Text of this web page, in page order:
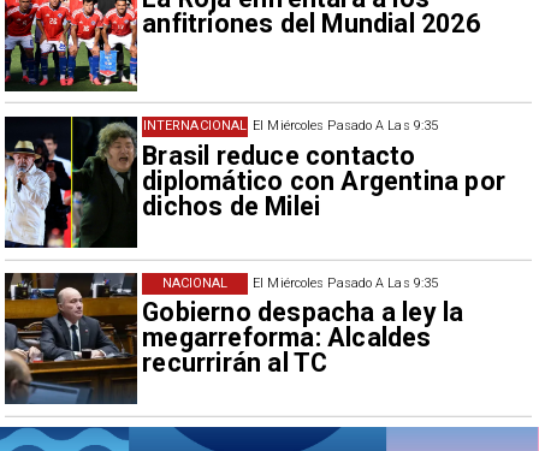
anfitriones del Mundial 2026
El Miércoles Pasado A Las 9:35
Brasil reduce contacto
diplomático con Argentina por
dichos de Milei
INTERNACIONAL
El Miércoles Pasado A Las 9:35
Gobierno despacha a ley la
megarreforma: Alcaldes
recurrirán al TC
NACIONAL